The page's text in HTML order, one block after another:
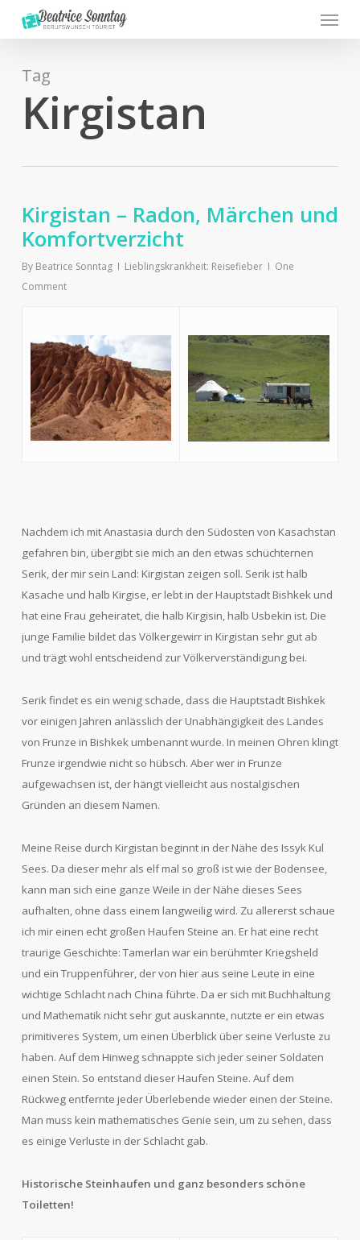
content
Menu
Tag
Kirgistan
Kirgistan – Radon, Märchen und
Komfortverzicht
By Beatrice Sonntag Lieblingskrankheit: Reisefieber
One
Comment
Nachdem ich mit Anastasia durch den Südosten von Kasachstan
gefahren bin, übergibt sie mich an den etwas schüchternen
Serik, der mir sein Land: Kirgistan zeigen soll. Serik ist halb
Kasache und halb Kirgise, er lebt in der Hauptstadt Bishkek und
hat eine Frau geheiratet, die halb Kirgisin, halb Usbekin ist. Die
junge Familie bildet das Völkergewirr in Kirgistan sehr gut ab
und trägt wohl entscheidend zur Völkerverständigung bei.
Serik findet es ein wenig schade, dass die Hauptstadt Bishkek
vor einigen Jahren anlässlich der Unabhängigkeit des Landes
von Frunze in Bishkek umbenannt wurde. In meinen Ohren klingt
Frunze irgendwie nicht so hübsch. Aber wer in Frunze
aufgewachsen ist, der hängt vielleicht aus nostalgischen
Gründen an diesem Namen.
Meine Reise durch Kirgistan beginnt in der Nähe des Issyk Kul
Sees. Da dieser mehr als elf mal so groß ist wie der Bodensee,
kann man sich eine ganze Weile in der Nähe dieses Sees
aufhalten, ohne dass einem langweilig wird. Zu allererst schaue
ich mir einen echt großen Haufen Steine an. Er hat eine recht
traurige Geschichte: Tamerlan war ein berühmter Kriegsheld
und ein Truppenführer, der von hier aus seine Leute in eine
wichtige Schlacht nach China führte. Da er sich mit Buchhaltung
und Mathematik nicht sehr gut auskannte, nutzte er ein etwas
primitiveres System, um einen Überblick über seine Verluste zu
haben. Auf dem Hinweg schnappte sich jeder seiner Soldaten
einen Stein. So entstand dieser Haufen Steine. Auf dem
Rückweg entfernte jeder Überlebende wieder einen der Steine.
Man muss kein mathematisches Genie sein, um zu sehen, dass
es einige Verluste in der Schlacht gab.
Historische Steinhaufen und ganz besonders schöne
Toiletten!